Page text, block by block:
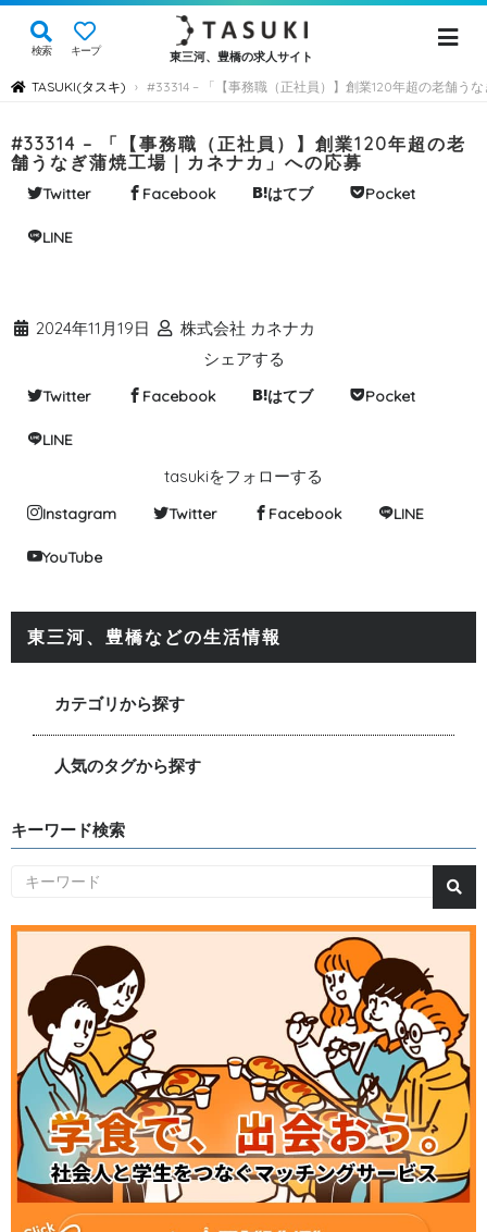
検索 キープ 東三河、豊橋の求人サイト
TASUKI(タスキ) › #33314 – 「【事務職（正社員）】創業120年超の老舗う
#33314 – 「【事務職（正社員）】創業120年超の老
舗うなぎ蒲焼工場｜カネナカ」への応募
Twitter Facebook はてブ Pocket
LINE
2024年11月19日
株式会社 カネナカ
シェアする
Twitter Facebook はてブ Pocket
LINE
tasukiをフォローする
Instagram Twitter Facebook LINE
YouTube
東三河、豊橋などの生活情報
カテゴリから探す
人気のタグから探す
キーワード検索